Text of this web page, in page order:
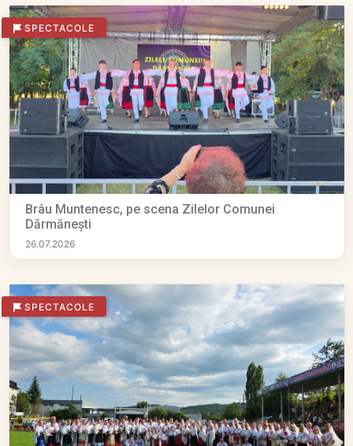
SPECTACOLE
Brâu Muntenesc, pe scena Zilelor Comunei
Dărmănești
26.07.2026
SPECTACOLE